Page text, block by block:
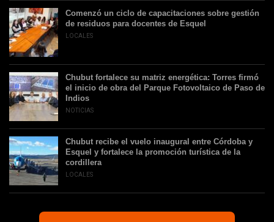
Comenzó un ciclo de capacitaciones sobre gestión
de residuos para docentes de Esquel
LOCALES
Chubut fortalece su matriz energética: Torres firmó
el inicio de obra del Parque Fotovoltaico de Paso de
Indios
NOTICIAS
Chubut recibe el vuelo inaugural entre Córdoba y
Esquel y fortalece la promoción turística de la
cordillera
LOCALES